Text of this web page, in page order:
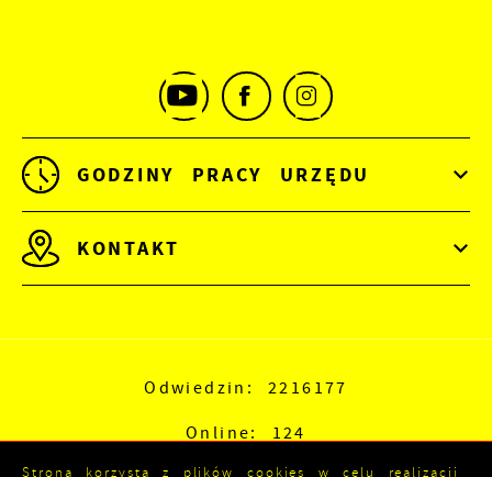
GODZINY PRACY URZĘDU
KONTAKT
Odwiedzin: 2216177
Online: 124
Strona korzysta z plików cookies w celu realizacji